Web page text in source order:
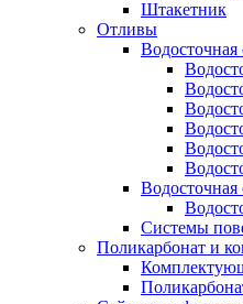
Штакетник
Отливы
Водосточная
Водосточная
Системы
Поликарбонат и